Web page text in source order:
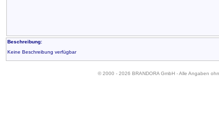
Beschreibung:
Keine Beschreibung verfügbar
© 2000 - 2026 BRANDORA GmbH - Alle Angaben